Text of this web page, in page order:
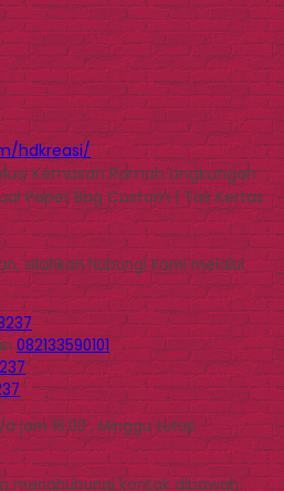
hdkreasi/
Kemasan Ramah Lingkungan
Paper Bag Custom | Tas Kertas
silahkan hubungi kami melalui
082133590101
jam 16.00 , Minggu tutup
menghubungi kontak dibawah: